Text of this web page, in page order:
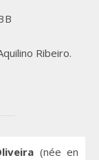
Ribeiro.
(née en